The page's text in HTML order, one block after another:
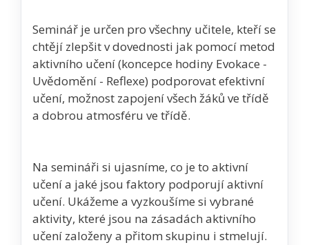
Seminář je určen pro všechny učitele, kteří se
chtějí zlepšit v dovednosti jak pomocí metod
aktivního učení (koncepce hodiny Evokace -
Uvědomění - Reflexe) podporovat efektivní
učení, možnost zapojení všech žáků ve třídě
a dobrou atmosféru ve třídě.
Na semináři si ujasníme, co je to aktivní
učení a jaké jsou faktory podporují aktivní
učení. Ukážeme a vyzkoušíme si vybrané
aktivity, které jsou na zásadách aktivního
učení založeny a přitom skupinu i stmelují.